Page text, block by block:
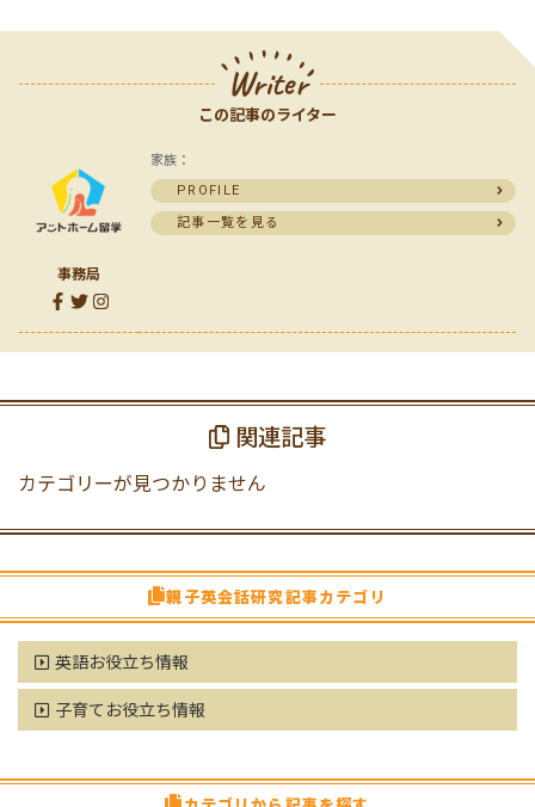
Writer
この記事のライター
事務局
家族：
PROFILE
記事一覧を見る
関連記事
カテゴリーが見つかりません
親子英会話研究記事カテゴリ
英語お役立ち情報
子育てお役立ち情報